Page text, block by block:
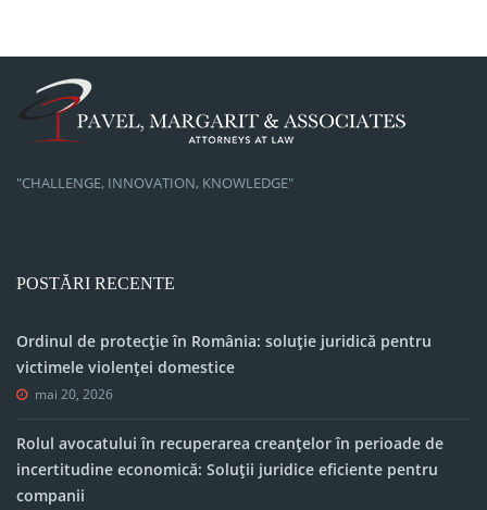
"CHALLENGE, INNOVATION, KNOWLEDGE"
POSTĂRI RECENTE
Ordinul de protecție în România: soluție juridică pentru
victimele violenței domestice
mai 20, 2026
Rolul avocatului în recuperarea creanțelor în perioade de
incertitudine economică: Soluții juridice eficiente pentru
companii